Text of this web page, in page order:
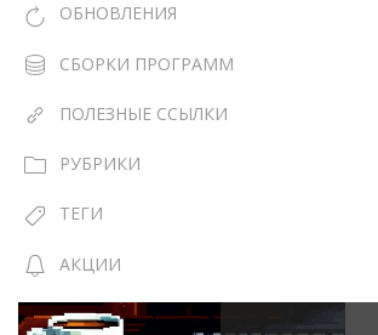
ОБНОВЛЕНИЯ
СБОРКИ ПРОГРАММ
ПОЛЕЗНЫЕ ССЫЛКИ
РУБРИКИ
ТЕГИ
АКЦИИ